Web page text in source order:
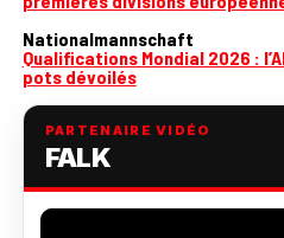
Nationalmannschaft
Qualifications Mondial 2026 :
pots dévoilés
PARTENAIRE VIDÉO
FALK